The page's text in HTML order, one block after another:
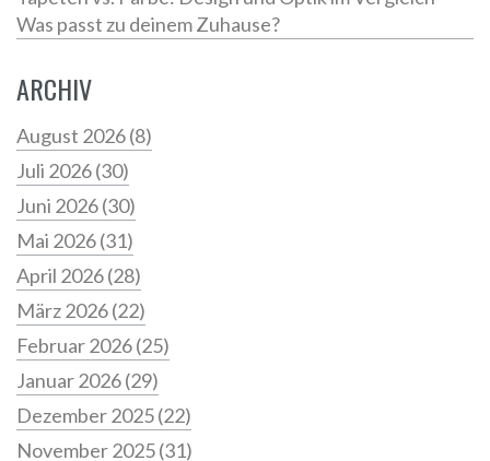
Was passt zu deinem Zuhause?
ARCHIV
August 2026(8)
Juli 2026(30)
Juni 2026(30)
Mai 2026(31)
April 2026(28)
März 2026(22)
Februar 2026(25)
Januar 2026(29)
Dezember 2025(22)
November 2025(31)